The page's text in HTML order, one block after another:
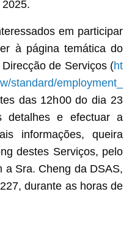
em participar
à página temática do
de Serviços (ht
standard/employment_
das 12h00 do dia 23
detalhes e efectuar a
informações, queira
destes Serviços, pelo
a Sra. Cheng da DSAS,
durante as horas de